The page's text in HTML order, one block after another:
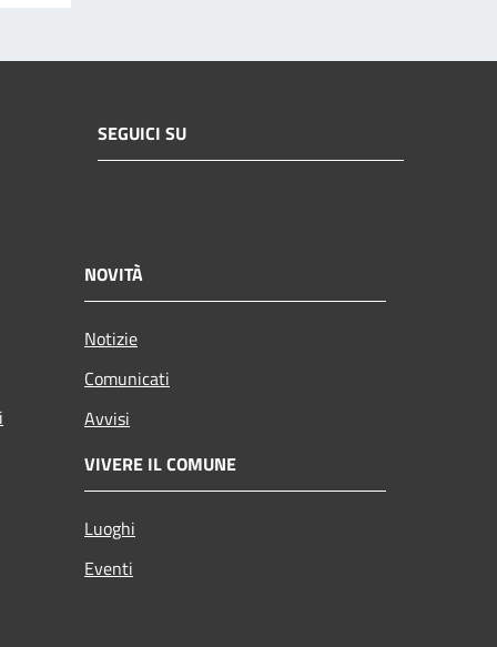
SEGUICI SU
NOVITÀ
Notizie
Comunicati
Avvisi
VIVERE IL COMUNE
Luoghi
Eventi